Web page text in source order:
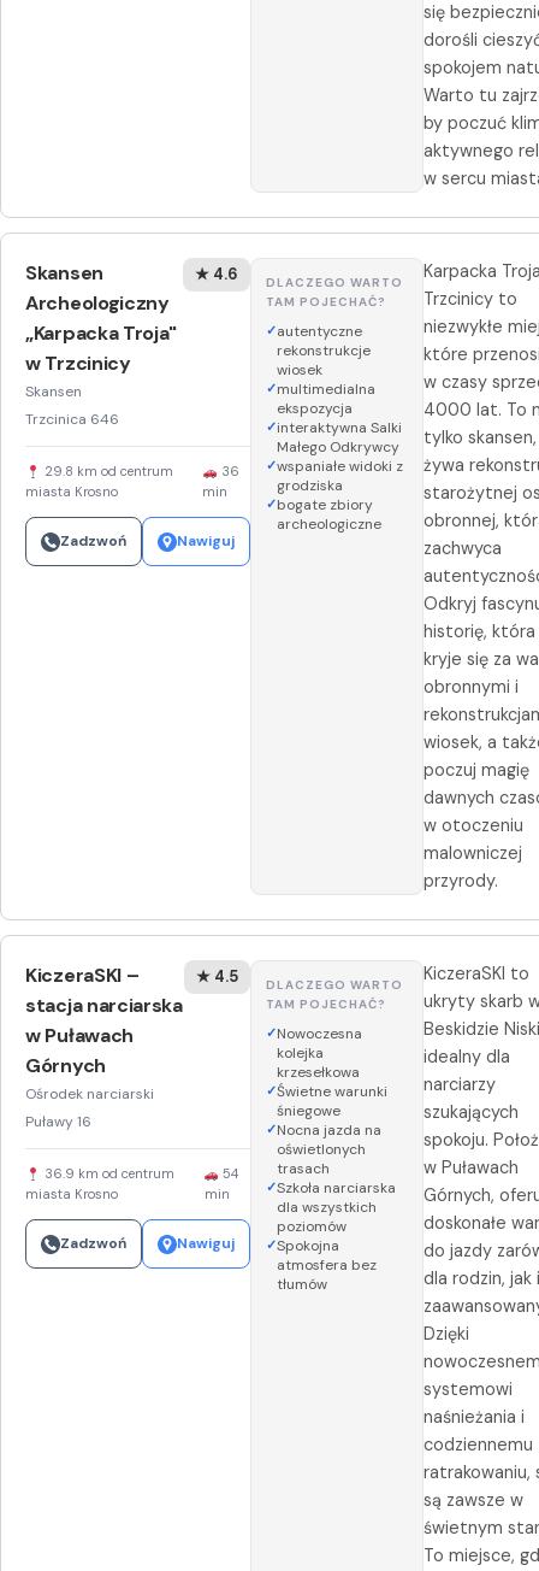
się
dorośli
spokojem
Warto tu
by poczuć
aktywnego
w sercu
Skansen
Archeologiczny
„Karpacka Troja"
w Trzcinicy
Skansen
Trzcinica 646
★ 4.6
29.8 km od centrum
miasta Krosno
36
min
Zadzwoń Nawiguj
DLACZEGO WARTO
TAM POJECHAĆ?
autentyczne
rekonstrukcje
wiosek
multimedialna
ekspozycja
interaktywna Salki
Małego Odkrywcy
wspaniałe widoki z
grodziska
bogate zbiory
archeologiczne
Karpacka
Trzcinicy to
niezwykłe
które
w czasy
4000 lat. To
tylko
żywa
starożytnej
obronnej,
zachwyca
Odkryj
historię, która
kryje się za
obronnymi i
wiosek, a
poczuj magię
dawnych
w otoczeniu
malowniczej
przyrody.
KiczeraSKI –
stacja narciarska
w Puławach
Górnych
Ośrodek narciarski
Puławy 16
★ 4.5
36.9 km od centrum
miasta Krosno
54
min
Zadzwoń Nawiguj
DLACZEGO WARTO
TAM POJECHAĆ?
Nowoczesna
kolejka
krzesełkowa
Świetne warunki
śniegowe
Nocna jazda na
oświetlonych
trasach
Szkoła narciarska
dla wszystkich
poziomów
Spokojna
atmosfera bez
tłumów
KiczeraSKI to
ukryty skarb
Beskidzie
idealny dla
narciarzy
szukających
spokoju.
w Puławach
Górnych,
doskonałe
do jazdy
dla rodzin, jak
Dzięki
systemowi
naśnieżania i
codziennemu
ratrakowaniu,
są zawsze w
świetnym
To miejsce,